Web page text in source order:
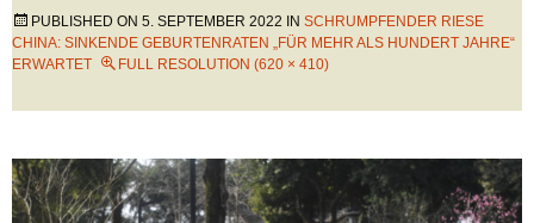
PUBLISHED ON 5. SEPTEMBER 2022 IN SCHRUMPFENDER RIESE
CHINA: SINKENDE GEBURTENRATEN „FÜR MEHR ALS HUNDERT JAHRE“
ERWARTET
FULL RESOLUTION (620 × 410)